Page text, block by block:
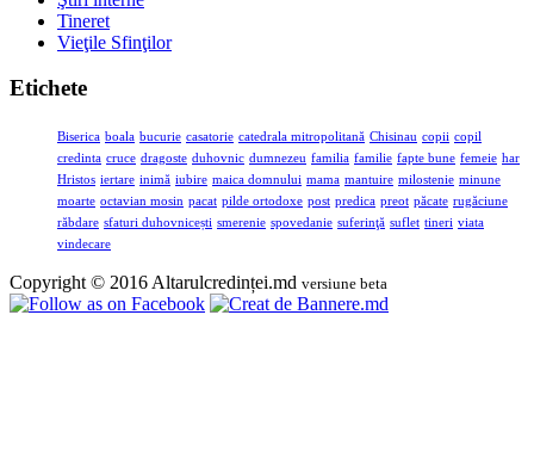
Tineret
Vieţile Sfinţilor
Etichete
Biserica boala bucurie casatorie catedrala mitropolitană Chisinau copii copil
credinta cruce dragoste duhovnic dumnezeu familia familie fapte bune femeie har
Hristos iertare inimă iubire maica domnului mama mantuire milostenie minune
moarte octavian mosin pacat pilde ortodoxe post predica preot păcate rugăciune
răbdare sfaturi duhovnicești smerenie spovedanie suferinţă suflet tineri viata
vindecare
Copyright © 2016 Altarulcredinței.md versiune beta